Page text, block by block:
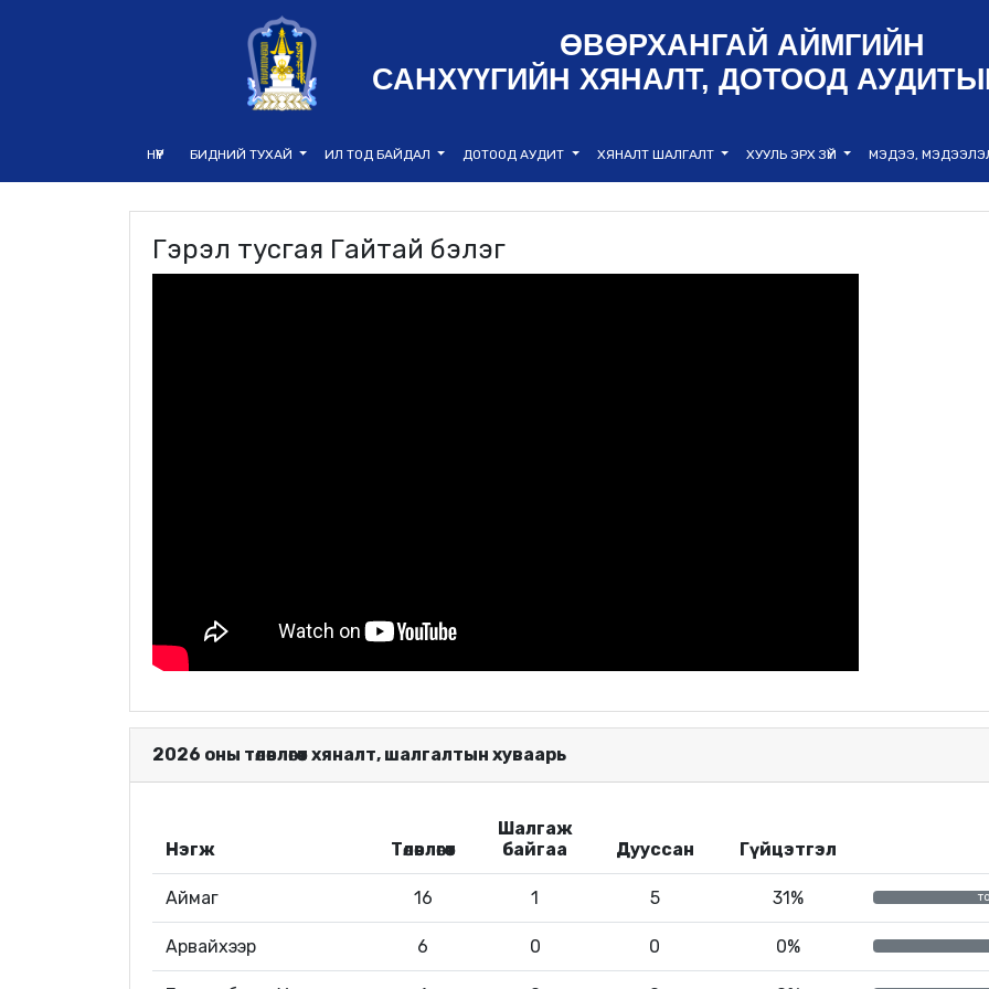
ӨВӨРХАНГАЙ АЙМГИЙН
САНХҮҮГИЙН ХЯНАЛТ, ДОТООД
НҮҮР БИДНИЙ ТУХАЙ ИЛ ТОД БАЙДАЛ ДОТООД АУДИТ ХЯНАЛТ ШАЛГАЛТ ХУУЛЬ ЭРХ ЗҮЙ МЭДЭЭ,
Гэрэл тусгая Гайтай бэлэг
2026 оны төлөвлөгөөт хяналт, шалгалтын хуваарь
Нэгж Төлөвлөгөөт
Шалгаж
байгаа
Дууссан Гүйцэтгэл
Аймаг 16 1 5 31%
Арвайхээр 6 0 0 0%